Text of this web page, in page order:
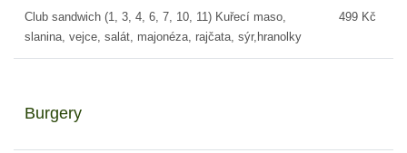
Club sandwich (1, 3, 4, 6, 7, 10, 11) Kuřecí maso,
slanina, vejce, salát, majonéza, rajčata, sýr,hranolky
499 Kč
Burgery